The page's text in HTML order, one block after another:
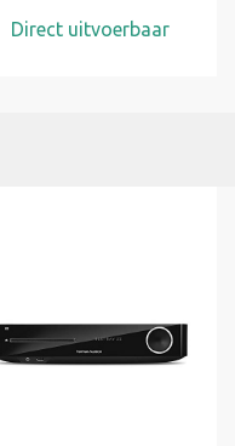
Direct uitvoerbaar